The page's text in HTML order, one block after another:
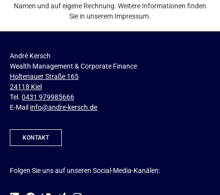
Namen und auf eigene Rechnung. Weitere Informationen finden
Sie in unserem Impressum.
André Kersch
Wealth Management & Corporate Finance
Holtenauer Straße 165
24118 Kiel
Tel. 0431 979985666
E-Mail info@andre-kersch.de
KONTAKT
Folgen Sie uns auf unseren Social-Media-Kanälen: